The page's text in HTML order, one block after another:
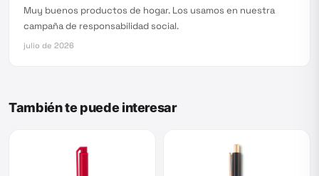
Muy buenos productos de hogar. Los usamos en nuestra
campaña de responsabilidad social.
julio de 2026
También te puede interesar